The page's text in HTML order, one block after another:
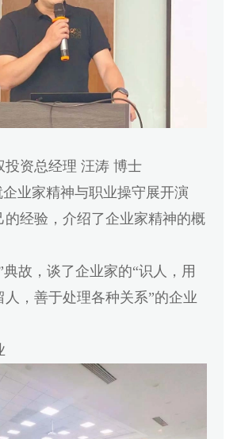
投资总经理 汪涛 博士
业家精神与职业操守展开演
的经验，介绍了企业家精神的概
典故，谈了企业家的“识人，用
人，善于处理各种关系”的企业